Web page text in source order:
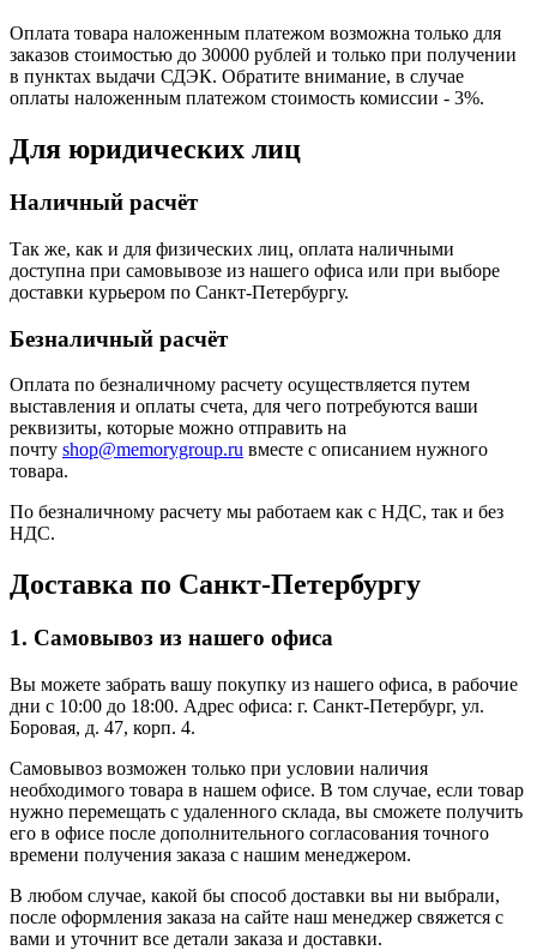
Оплата товара наложенным платежом возможна только для
заказов стоимостью до 30000 рублей и только при получении
в пунктах выдачи СДЭК. Обратите внимание, в случае
оплаты наложенным платежом стоимость комиссии - 3%.
Для юридических лиц
Наличный расчёт
Так же, как и для физических лиц, оплата наличными
доступна при самовывозе из нашего офиса или при выборе
доставки курьером по Санкт-Петербургу.
Безналичный расчёт
Оплата по безналичному расчету осуществляется путем
выставления и оплаты счета, для чего потребуются ваши
реквизиты, которые можно отправить на
почту shop@memorygroup.ru вместе с описанием нужного
товара.
По безналичному расчету мы работаем как с НДС, так и без
НДС.
Доставка по Санкт-Петербургу
1. Самовывоз из нашего офиса
Вы можете забрать вашу покупку из нашего офиса, в рабочие
дни с 10:00 до 18:00. Адрес офиса: г. Санкт-Петербург, ул.
Боровая, д. 47, корп. 4.
Самовывоз возможен только при условии наличия
необходимого товара в нашем офисе. В том случае, если товар
нужно перемещать с удаленного склада, вы сможете получить
его в офисе после дополнительного согласования точного
времени получения заказа с нашим менеджером.
В любом случае, какой бы способ доставки вы ни выбрали,
после оформления заказа на сайте наш менеджер свяжется с
вами и уточнит все детали заказа и доставки.